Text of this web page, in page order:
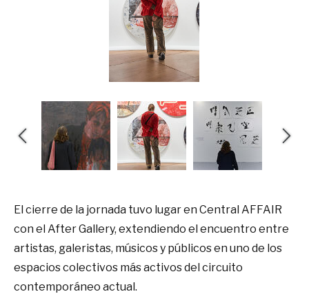
El cierre de la jornada tuvo lugar en Central AFFAIR
con el After Gallery, extendiendo el encuentro entre
artistas, galeristas, músicos y públicos en uno de los
espacios colectivos más activos del circuito
contemporáneo actual.